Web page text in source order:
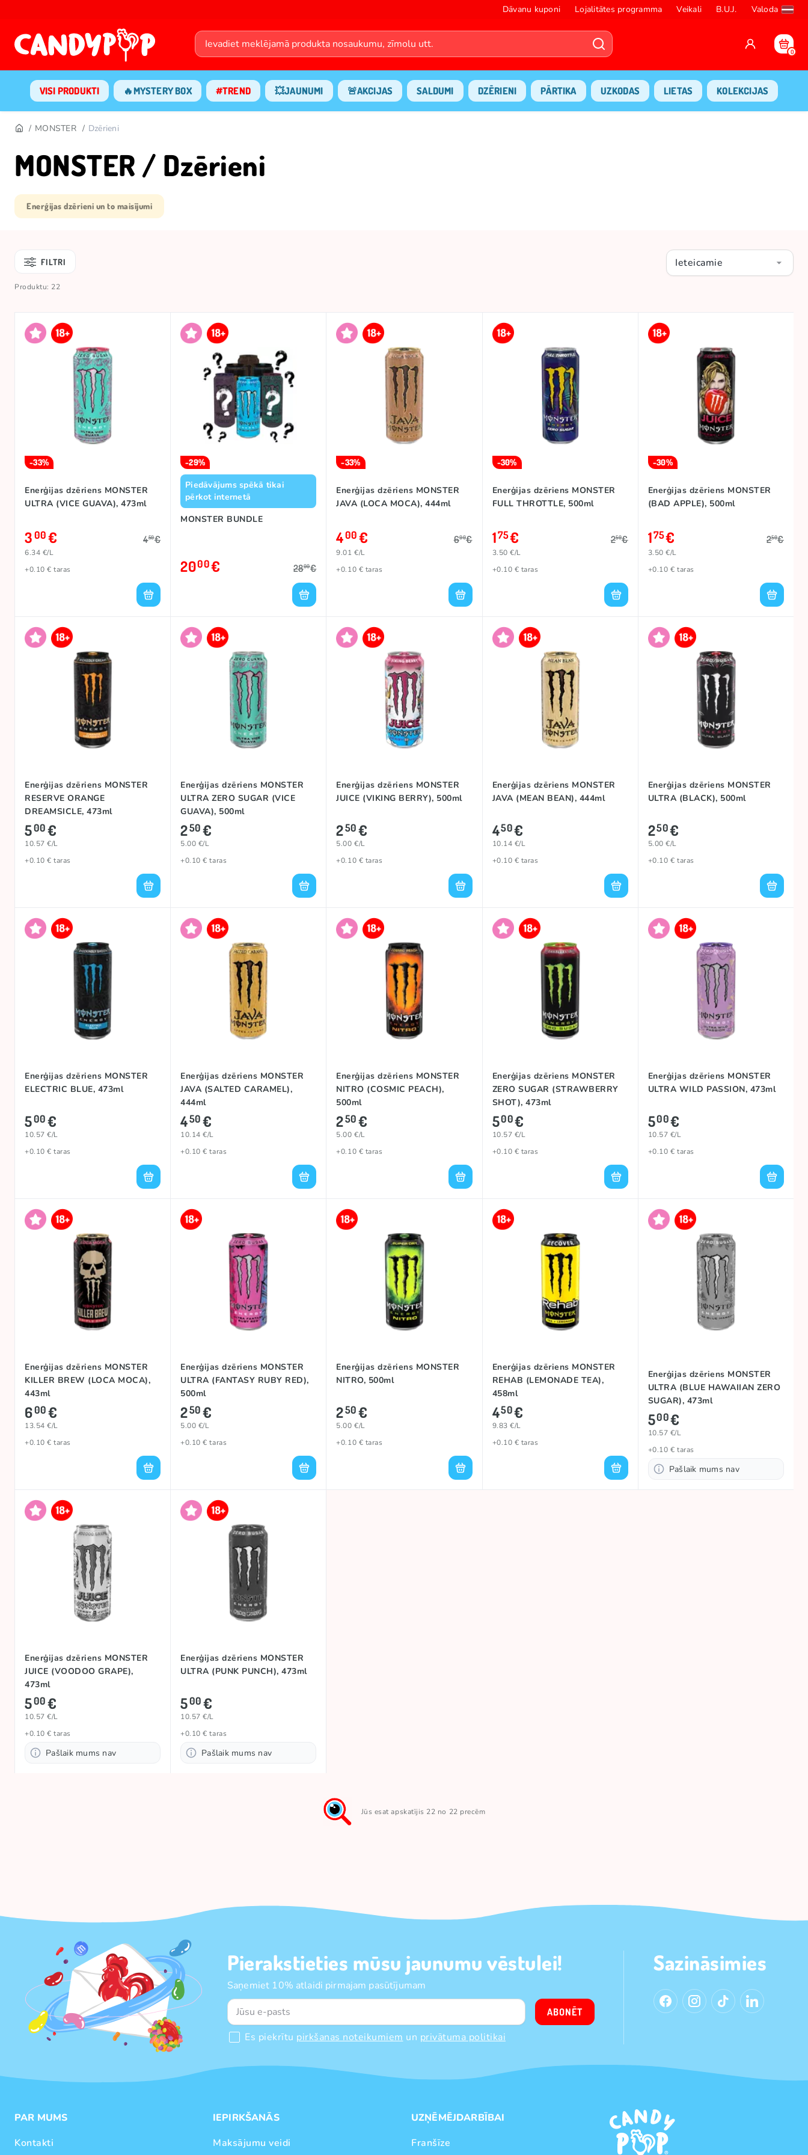
Dāvanu kuponi Lojalitātes programma Veikali B.U.J. Valoda
0
VISI PRODUKTI 🔥MYSTERY BOX #TREND 💥JAUNUMI 🚨AKCIJAS SALDUMI DZĒRIENI PĀRTIKA UZKODAS LIETAS KOLEKCIJAS
MONSTER Dzērieni
MONSTER / Dzērieni
Enerģijas dzērieni un to maisījumi
FILTRI Ieteicamie
Produktu: 22
-33%
Enerģijas dzēriens MONSTER
ULTRA (VICE GUAVA), 473ml
300€ 450€
6.34 €/L
+0.10 € taras
-29%
Piedāvājums spēkā tikai
pērkot internetā
MONSTER BUNDLE
2000€ 2800€
-33%
Enerģijas dzēriens MONSTER
JAVA (LOCA MOCA), 444ml
400€ 600€
9.01 €/L
+0.10 € taras
-30%
Enerģijas dzēriens MONSTER
FULL THROTTLE, 500ml
175€ 250€
3.50 €/L
+0.10 € taras
-30%
Enerģijas dzēriens MONSTER
(BAD APPLE), 500ml
175€ 250€
3.50 €/L
+0.10 € taras
Enerģijas dzēriens MONSTER
RESERVE ORANGE
DREAMSICLE, 473ml
500€
10.57 €/L
+0.10 € taras
Enerģijas dzēriens MONSTER
ULTRA ZERO SUGAR (VICE
GUAVA), 500ml
250€
5.00 €/L
+0.10 € taras
Enerģijas dzēriens MONSTER
JUICE (VIKING BERRY), 500ml
250€
5.00 €/L
+0.10 € taras
Enerģijas dzēriens MONSTER
JAVA (MEAN BEAN), 444ml
450€
10.14 €/L
+0.10 € taras
Enerģijas dzēriens MONSTER
ULTRA (BLACK), 500ml
250€
5.00 €/L
+0.10 € taras
Enerģijas dzēriens MONSTER
ELECTRIC BLUE, 473ml
500€
10.57 €/L
+0.10 € taras
Enerģijas dzēriens MONSTER
JAVA (SALTED CARAMEL),
444ml
450€
10.14 €/L
+0.10 € taras
Enerģijas dzēriens MONSTER
NITRO (COSMIC PEACH),
500ml
250€
5.00 €/L
+0.10 € taras
Enerģijas dzēriens MONSTER
ZERO SUGAR (STRAWBERRY
SHOT), 473ml
500€
10.57 €/L
+0.10 € taras
Enerģijas dzēriens MONSTER
ULTRA WILD PASSION, 473ml
500€
10.57 €/L
+0.10 € taras
Enerģijas dzēriens MONSTER
KILLER BREW (LOCA MOCA),
443ml
600€
13.54 €/L
+0.10 € taras
Enerģijas dzēriens MONSTER
ULTRA (FANTASY RUBY RED),
500ml
250€
5.00 €/L
+0.10 € taras
Enerģijas dzēriens MONSTER
NITRO, 500ml
250€
5.00 €/L
+0.10 € taras
Enerģijas dzēriens MONSTER
REHAB (LEMONADE TEA),
458ml
450€
9.83 €/L
+0.10 € taras
Enerģijas dzēriens MONSTER
ULTRA (BLUE HAWAIIAN ZERO
SUGAR), 473ml
500€
10.57 €/L
+0.10 € taras
Pašlaik mums nav
Enerģijas dzēriens MONSTER
JUICE (VOODOO GRAPE),
473ml
500€
10.57 €/L
+0.10 € taras
Pašlaik mums nav
Enerģijas dzēriens MONSTER
ULTRA (PUNK PUNCH), 473ml
500€
10.57 €/L
+0.10 € taras
Pašlaik mums nav
Jūs esat apskatījis 22 no 22 precēm
Pierakstieties mūsu jaunumu vēstulei!
Saņemiet 10% atlaidi pirmajam pasūtījumam
Es piekrītu pirkšanas noteikumiem un privātuma politikai
ABONĒT
Sazināsimies
PAR MUMS
Kontakti
IEPIRKŠANĀS
Maksājumu veidi
UZŅĒMĒJDARBĪBAI
Franšīze